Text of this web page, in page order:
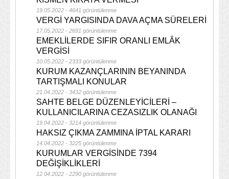
19.05.2022 - 4641 görüntülenme
VERGİ YARGISINDA DAVA AÇMA SÜRELERİ
17.05.2022 - 2691 görüntülenme
EMEKLİLERDE SIFIR ORANLI EMLÂK
VERGİSİ
10.05.2022 - 2333 görüntülenme
KURUM KAZANÇLARININ BEYANINDA
TARTIŞMALI KONULAR
21.04.2022 - 3432 görüntülenme
SAHTE BELGE DÜZENLEYİCİLERİ –
KULLANICILARINA CEZASIZLIK OLANAĞI
19.04.2022 - 3214 görüntülenme
HAKSIZ ÇIKMA ZAMMINA İPTAL KARARI
14.04.2022 - 3225 görüntülenme
KURUMLAR VERGİSİNDE 7394
DEĞİŞİKLİKLERİ
12.04.2022 - 2290 görüntülenme